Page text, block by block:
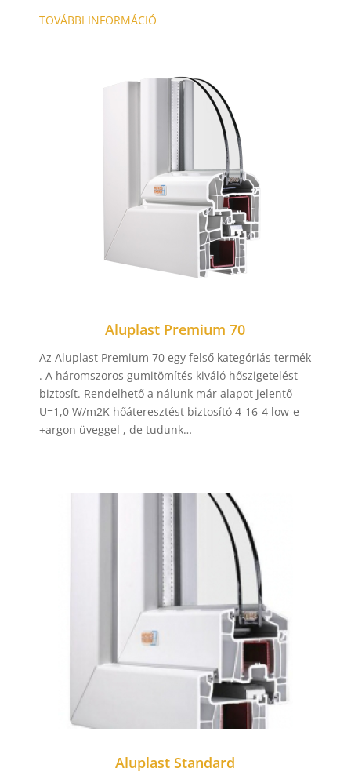
TOVÁBBI INFORMÁCIÓ
Aluplast Premium 70
Az Aluplast Premium 70 egy felső kategóriás termék
. A háromszoros gumitömítés kiváló hőszigetelést
biztosít. Rendelhető a nálunk már alapot jelentő
U=1,0 W/m2K hőáteresztést biztosító 4-16-4 low-e
+argon üveggel , de tudunk…
Aluplast Standard